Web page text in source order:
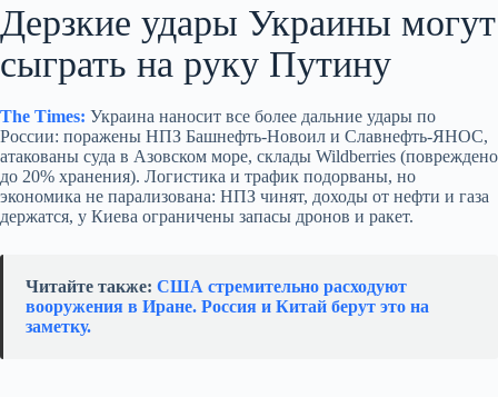
Дерзкие удары Украины могут
сыграть на руку Путину
The Times: Украина наносит все более дальние удары по
России: поражены НПЗ Башнефть‑Новоил и Славнефть‑ЯНОС,
атакованы суда в Азовском море, склады Wildberries (повреждено
до 20% хранения). Логистика и трафик подорваны, но
экономика не парализована: НПЗ чинят, доходы от нефти и газа
держатся, у Киева ограничены запасы дронов и ракет.
Читайте также: США стремительно расходуют
вооружения в Иране. Россия и Китай берут это на
заметку.